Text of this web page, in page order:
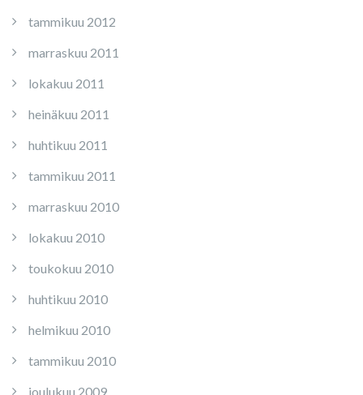
tammikuu 2012
marraskuu 2011
lokakuu 2011
heinäkuu 2011
huhtikuu 2011
tammikuu 2011
marraskuu 2010
lokakuu 2010
toukokuu 2010
huhtikuu 2010
helmikuu 2010
tammikuu 2010
joulukuu 2009